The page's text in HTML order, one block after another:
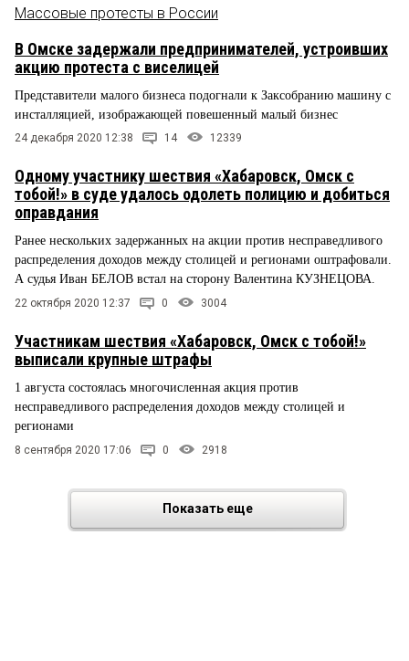
Массовые протесты в России
В Омске задержали предпринимателей, устроивших
акцию протеста с виселицей
Представители малого бизнеса подогнали к Заксобранию машину с
инсталляцией, изображающей повешенный малый бизнес
24 декабря 2020 12:38 14 12339
Одному участнику шествия «Хабаровск, Омск с
тобой!» в суде удалось одолеть полицию и добиться
оправдания
Ранее нескольких задержанных на акции против несправедливого
распределения доходов между столицей и регионами оштрафовали.
А судья Иван БЕЛОВ встал на сторону Валентина КУЗНЕЦОВА.
22 октября 2020 12:37 0 3004
Участникам шествия «Хабаровск, Омск с тобой!»
выписали крупные штрафы
1 августа состоялась многочисленная акция против
несправедливого распределения доходов между столицей и
регионами
8 сентября 2020 17:06 0 2918
Показать еще